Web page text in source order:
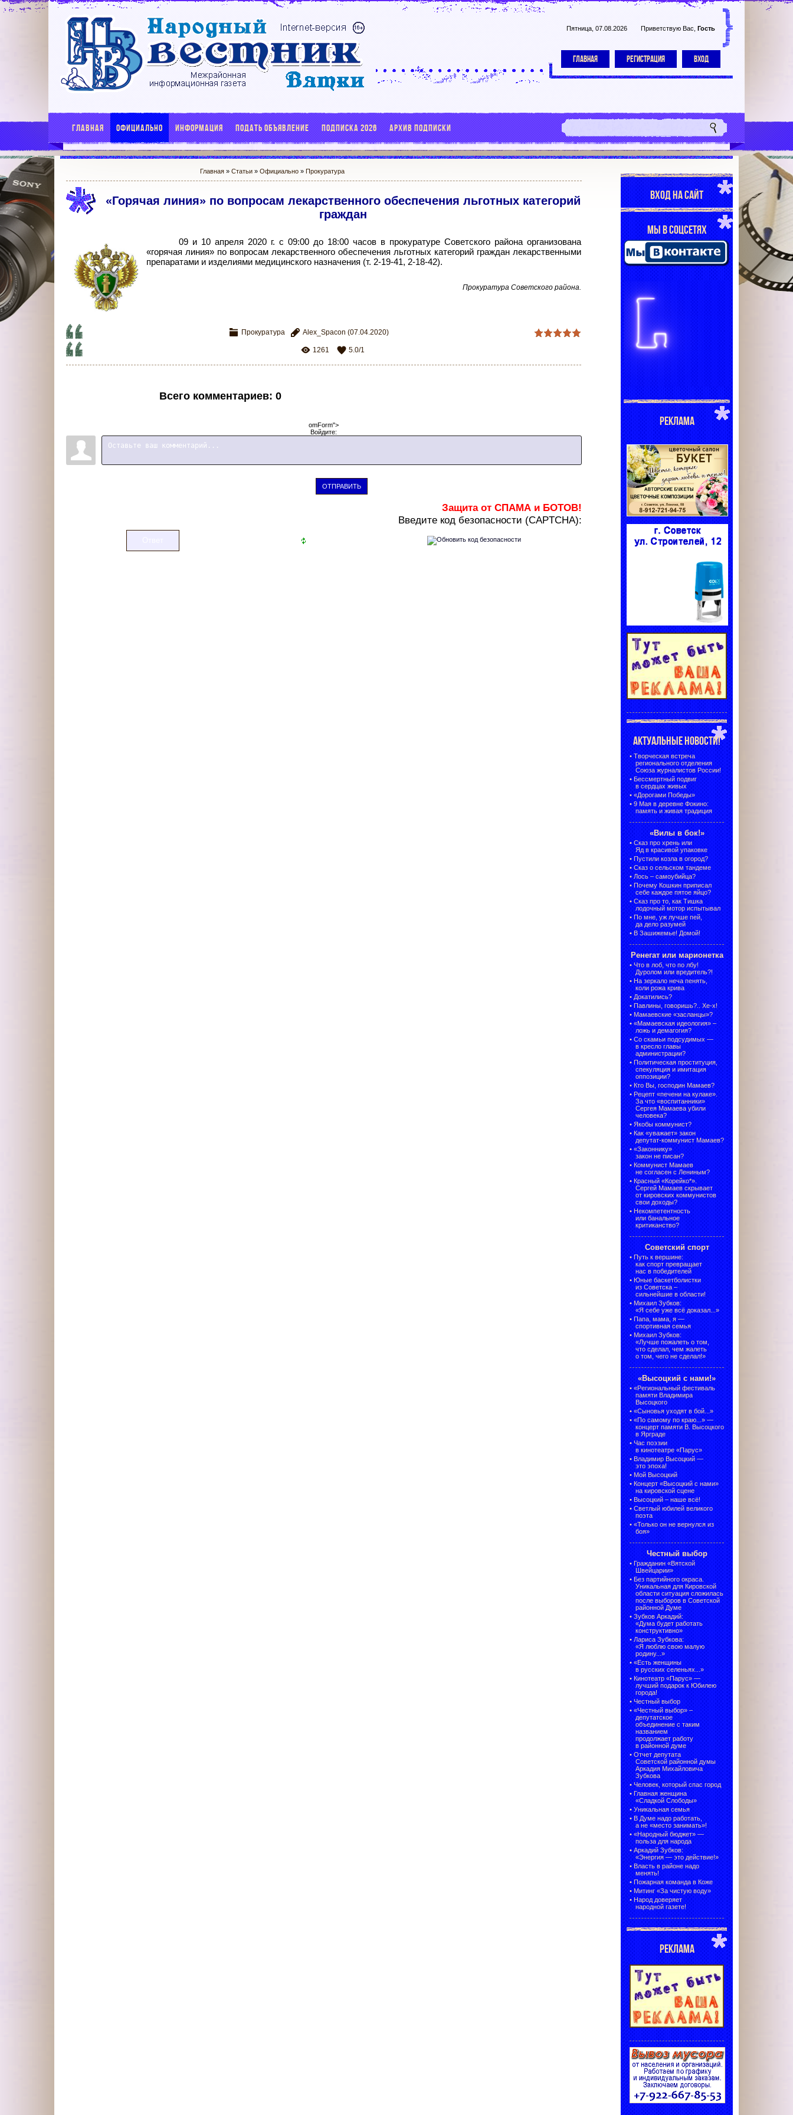
Пятница, 07.08.2026 Приветствую Вас Гость
ГЛАВНАЯ РЕГИСТРАЦИЯ ВХОД
ГЛАВНАЯ ОФИЦИАЛЬНО ИНФОРМАЦИЯ ПОДАТЬ ОБЪЯВЛЕНИЕ ПОДПИСКА 2026 АРХИВ ПОДПИСКИ
Главная» Статьи» Официально» Прокуратура
«Горячая линия» по вопросам лекарственного обеспечения льготных категорий
граждан
09 и 10 апреля 2020 г. с 09:00 до 18:00 часов в прокуратуре Советского района организована
«горячая линия» по вопросам лекарственного обеспечения льготных категорий граждан лекарственными
препаратами и изделиями медицинского назначения (т. 2-19-41, 2-18-42).
Прокуратура Советского района.
Прокуратура Alex_Spacon (07.04.2020)
1261 5.0/1
Всего комментариев: 0
omForm">
Войдите:
ОТПРАВИТЬ
Защита от СПАМА и БОТОВ!
Введите код безопасности (CAPTCHA):
ВХОД НА САЙТ
МЫ В СОЦСЕТЯХ
РЕКЛАМА
АКТУАЛЬНЫЕ НОВОСТИ!
• Творческая встреча
регионального отделения
Союза журналистов России!
• Бессмертный подвиг
в сердцах живых
• «Дорогами Победы»
• 9 Мая в деревне Фокино:
память и живая традиция
«Вилы в бок!»
• Сказ про хрень или
Яд в красивой упаковке
• Пустили козла в огород?
• Сказ о сельском тандеме
• Лось – самоубийца?
• Почему Кошкин приписал
себе каждое пятое яйцо?
• Сказ про то, как Тишка
лодочный мотор испытывал
• По мне, уж лучше пей,
да дело разумей
• В Зашижемье! Домой!
Ренегат или марионетка
• Что в лоб, что по лбу!
Дуролом или вредитель?!
• На зеркало неча пенять,
коли рожа крива
• Докатились?
• Павлины, говоришь?.. Хе-х!
• Мамаевские «засланцы»?
• «Мамаевская идеология» –
ложь и демагогия?
• Со скамьи подсудимых —
в кресло главы
администрации?
• Политическая проституция,
спекуляция и имитация
оппозиции?
• Кто Вы, господин Мамаев?
• Рецепт «печени на кулаке».
За что «воспитанники»
Сергея Мамаева убили
человека?
• Якобы коммунист?
• Как «уважает» закон
депутат-коммунист Мамаев?
• «Законнику»
закон не писан?
• Коммунист Мамаев
не согласен с Лениным?
• Красный «Корейко*».
Сергей Мамаев скрывает
от кировских коммунистов
свои доходы?
• Некомпетентность
или банальное
критиканство?
Советский спорт
• Путь к вершине:
как спорт превращает
нас в победителей
• Юные баскетболистки
из Советска –
сильнейшие в области!
• Михаил Зубков:
«Я себе уже всё доказал...»
• Папа, мама, я —
спортивная семья
• Михаил Зубков:
«Лучше пожалеть о том,
что сделал, чем жалеть
о том, чего не сделал!»
«Высоцкий с нами!»
• «Региональный фестиваль
памяти Владимира
Высоцкого
• «Сыновья уходят в бой...»
• «По самому по краю...» —
концерт памяти В. Высоцкого
в Ярграде
• Час поэзии
в кинотеатре «Парус»
• Владимир Высоцкий —
это эпоха!
• Мой Высоцкий
• Концерт «Высоцкий с нами»
на кировской сцене
• Высоцкий – наше всё!
• Светлый юбилей великого
поэта
• «Только он не вернулся из
боя»
Честный выбор
• Гражданин «Вятской
Швейцарии»
• Без партийного окраса.
Уникальная для Кировской
области ситуация сложилась
после выборов в Советской
районной Думе
• Зубков Аркадий:
«Дума будет работать
конструктивно»
• Лариса Зубкова:
«Я люблю свою малую
родину...»
• «Есть женщины
в русских селеньях...»
• Кинотеатр «Парус» —
лучший подарок к Юбилею
города!
• Честный выбор
• «Честный выбор» –
депутатское
объединение с таким
названием
продолжает работу
в районной думе
• Отчет депутата
Советской районной думы
Аркадия Михайловича
Зубкова
• Человек, который спас город
• Главная женщина
«Сладкой Слободы»
• Уникальная семья
• В Думе надо работать,
а не «место занимать»!
• «Народный бюджет» —
польза для народа
• Аркадий Зубков:
«Энергия — это действие!»
• Власть в районе надо
менять!
• Пожарная команда в Коже
• Митинг «За чистую воду»
• Народ доверяет
народной газете!
РЕКЛАМА